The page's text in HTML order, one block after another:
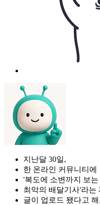
지난달 30일,
한 온라인 커뮤니티에
'복도에 소변까지 보는
최악의 배달기사'라는
글이 업로드 됐다고 해.